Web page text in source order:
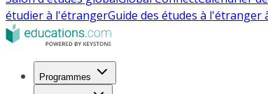
étudier à l'étrangerGuide des études à l'étranger
Programmes